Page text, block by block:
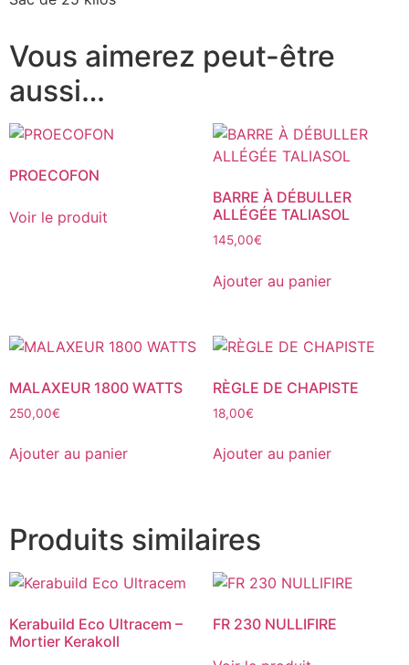
Vous aimerez peut-être
aussi…
PROECOFON
Voir le produit
BARRE À DÉBULLER
ALLÉGÉE TALIASOL
145,00€
Ajouter au panier
MALAXEUR 1800 WATTS
250,00€
Ajouter au panier
RÈGLE DE CHAPISTE
18,00€
Ajouter au panier
Produits similaires
Kerabuild Eco Ultracem –
Mortier Kerakoll
FR 230 NULLIFIRE